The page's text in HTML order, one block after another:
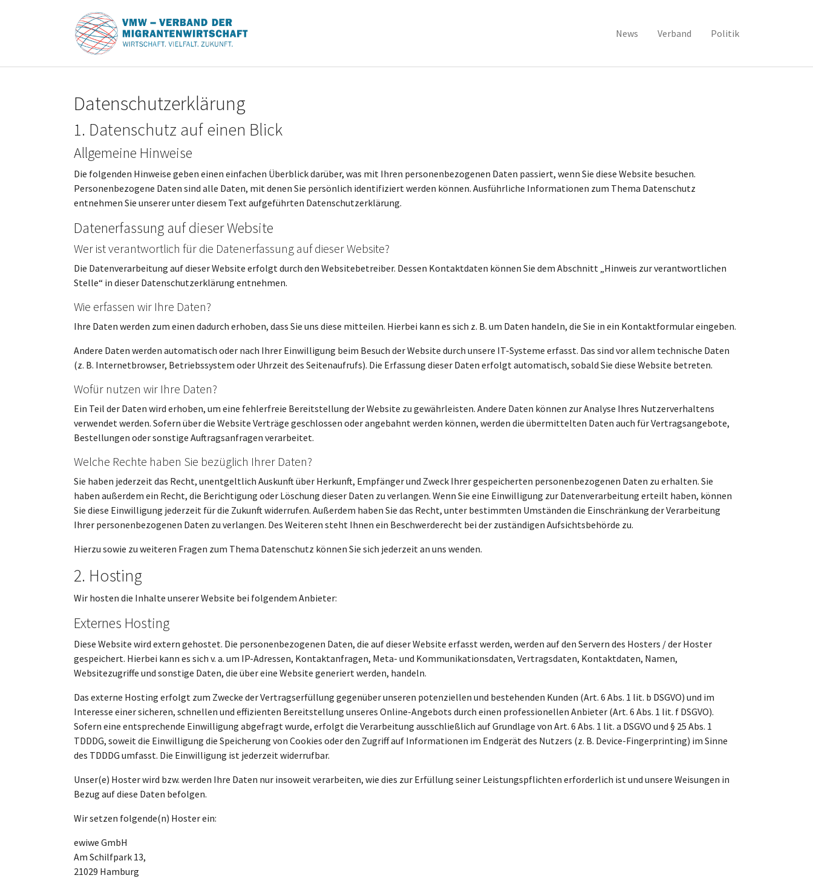
News Verband Politik
Datenschutz­erklärung
1. Datenschutz auf einen Blick
Allgemeine Hinweise
Die folgenden Hinweise geben einen einfachen Überblick darüber, was mit Ihren personenbezogenen Daten passiert, wenn Sie diese Website besuchen.
Personenbezogene Daten sind alle Daten, mit denen Sie persönlich identifiziert werden können. Ausführliche Informationen zum Thema Datenschutz
entnehmen Sie unserer unter diesem Text aufgeführten Datenschutzerklärung.
Datenerfassung auf dieser Website
Wer ist verantwortlich für die Datenerfassung auf dieser Website?
Die Datenverarbeitung auf dieser Website erfolgt durch den Websitebetreiber. Dessen Kontaktdaten können Sie dem Abschnitt „Hinweis zur verantwortlichen
Stelle“ in dieser Datenschutzerklärung entnehmen.
Wie erfassen wir Ihre Daten?
Ihre Daten werden zum einen dadurch erhoben, dass Sie uns diese mitteilen. Hierbei kann es sich z. B. um Daten handeln, die Sie in ein Kontaktformular eingeben.
Andere Daten werden automatisch oder nach Ihrer Einwilligung beim Besuch der Website durch unsere IT-Systeme erfasst. Das sind vor allem technische Daten
(z. B. Internetbrowser, Betriebssystem oder Uhrzeit des Seitenaufrufs). Die Erfassung dieser Daten erfolgt automatisch, sobald Sie diese Website betreten.
Wofür nutzen wir Ihre Daten?
Ein Teil der Daten wird erhoben, um eine fehlerfreie Bereitstellung der Website zu gewährleisten. Andere Daten können zur Analyse Ihres Nutzerverhaltens
verwendet werden. Sofern über die Website Verträge geschlossen oder angebahnt werden können, werden die übermittelten Daten auch für Vertragsangebote,
Bestellungen oder sonstige Auftragsanfragen verarbeitet.
Welche Rechte haben Sie bezüglich Ihrer Daten?
Sie haben jederzeit das Recht, unentgeltlich Auskunft über Herkunft, Empfänger und Zweck Ihrer gespeicherten personenbezogenen Daten zu erhalten. Sie
haben außerdem ein Recht, die Berichtigung oder Löschung dieser Daten zu verlangen. Wenn Sie eine Einwilligung zur Datenverarbeitung erteilt haben, können
Sie diese Einwilligung jederzeit für die Zukunft widerrufen. Außerdem haben Sie das Recht, unter bestimmten Umständen die Einschränkung der Verarbeitung
Ihrer personenbezogenen Daten zu verlangen. Des Weiteren steht Ihnen ein Beschwerderecht bei der zuständigen Aufsichtsbehörde zu.
Hierzu sowie zu weiteren Fragen zum Thema Datenschutz können Sie sich jederzeit an uns wenden.
2. Hosting
Wir hosten die Inhalte unserer Website bei folgendem Anbieter:
Externes Hosting
Diese Website wird extern gehostet. Die personenbezogenen Daten, die auf dieser Website erfasst werden, werden auf den Servern des Hosters / der Hoster
gespeichert. Hierbei kann es sich v. a. um IP-Adressen, Kontaktanfragen, Meta- und Kommunikationsdaten, Vertragsdaten, Kontaktdaten, Namen,
Websitezugriffe und sonstige Daten, die über eine Website generiert werden, handeln.
Das externe Hosting erfolgt zum Zwecke der Vertragserfüllung gegenüber unseren potenziellen und bestehenden Kunden (Art. 6 Abs. 1 lit. b DSGVO) und im
Interesse einer sicheren, schnellen und effizienten Bereitstellung unseres Online-Angebots durch einen professionellen Anbieter (Art. 6 Abs. 1 lit. f DSGVO).
Sofern eine entsprechende Einwilligung abgefragt wurde, erfolgt die Verarbeitung ausschließlich auf Grundlage von Art. 6 Abs. 1 lit. a DSGVO und § 25 Abs. 1
TDDDG, soweit die Einwilligung die Speicherung von Cookies oder den Zugriff auf Informationen im Endgerät des Nutzers (z. B. Device-Fingerprinting) im Sinne
des TDDDG umfasst. Die Einwilligung ist jederzeit widerrufbar.
Unser(e) Hoster wird bzw. werden Ihre Daten nur insoweit verarbeiten, wie dies zur Erfüllung seiner Leistungspflichten erforderlich ist und unsere Weisungen in
Bezug auf diese Daten befolgen.
Wir setzen folgende(n) Hoster ein:
ewiwe GmbH
Am Schilfpark 13,
21029 Hamburg